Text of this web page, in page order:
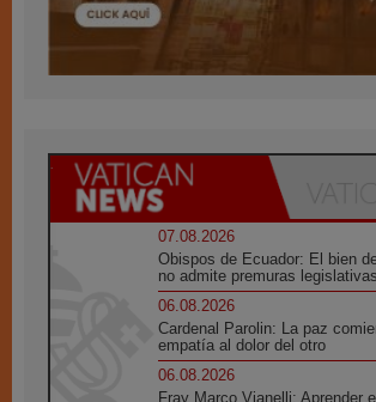
07.08.2026
Obispos de Ecuador: El bien
no admite premuras legislativas
06.08.2026
Cardenal Parolin: La paz
empatía al dolor del otro
06.08.2026
Fray Marco Vianelli: Aprender